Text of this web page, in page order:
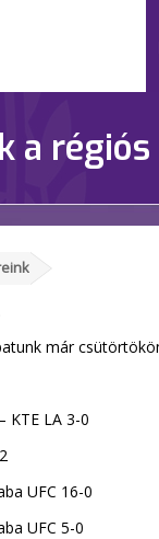
a
már
KTE LA 3-0
UFC 16-0
UFC 5-0